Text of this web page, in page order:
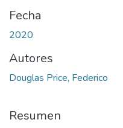
Fecha
2020
Autores
Douglas Price, Federico
Resumen